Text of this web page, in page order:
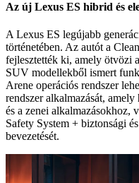
Az új Lexus ES hibrid és
A Lexus ES legújabb
történetében. Az autót a
fejlesztették ki, amely ötvözi
SUV modellekből ismert
Arene operációs rendszer
rendszer alkalmazását,
és a zenei alkalmazásokhoz,
Safety System + biztonsági
bevezetését.